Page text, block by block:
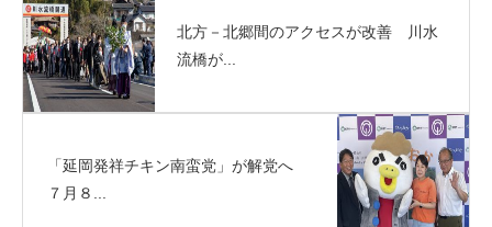
北方－北郷間のアクセスが改善 川水
流橋が...
「延岡発祥チキン南蛮党」が解党へ
７月８...